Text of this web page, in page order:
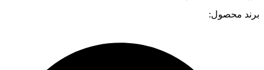
برند محصول: